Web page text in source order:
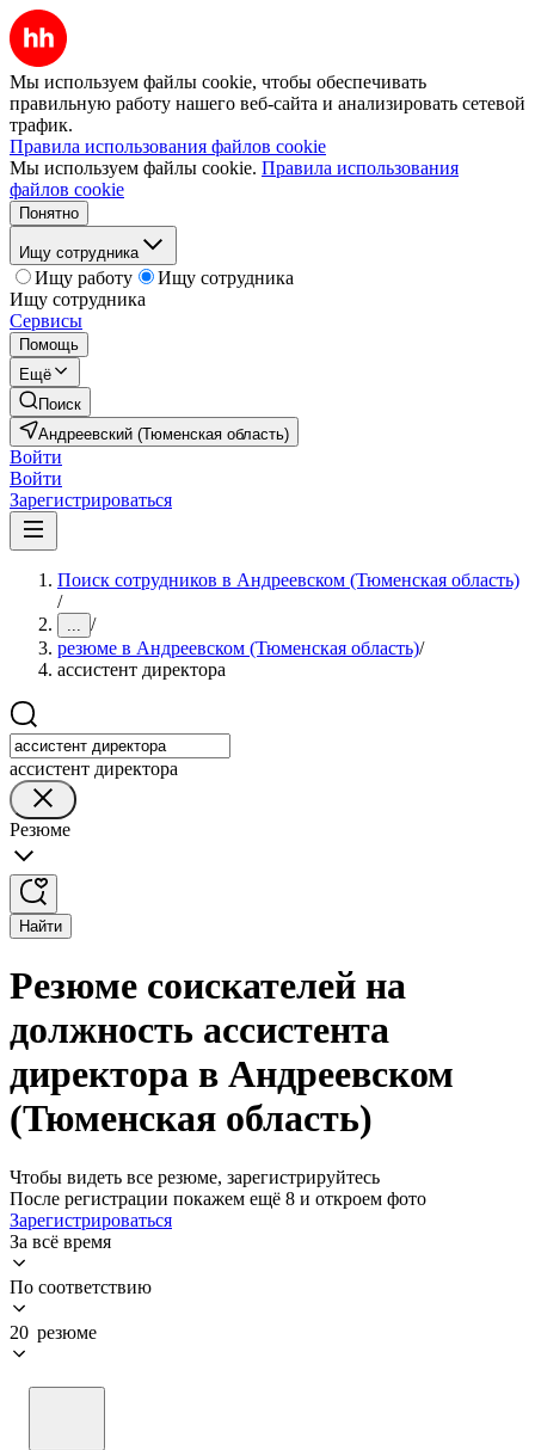
Мы используем файлы cookie, чтобы обеспечивать
правильную работу нашего веб-сайта и анализировать сетевой
трафик.
Правила использования файлов cookie
Мы используем файлы cookie. Правила использования
файлов cookie
Понятно
Ищу сотрудника
Ищу работу
Ищу сотрудника
Ищу сотрудника
Сервисы
Помощь
Ещё
Поиск
Андреевский (Тюменская область)
Войти
Войти
Зарегистрироваться
Поиск сотрудников в Андреевском (Тюменская область)
/
... /
резюме в Андреевском (Тюменская область)/
ассистент директора
ассистент директора
Резюме
Найти
Резюме соискателей на
должность ассистента
директора в Андреевском
(Тюменская область)
Чтобы видеть все резюме, зарегистрируйтесь
После регистрации покажем ещё 8 и откроем фото
Зарегистрироваться
За всё время
По соответствию
20 резюме